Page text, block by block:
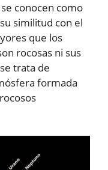
conocen como
similitud con el
que los
rocosas ni sus
trata de
formada